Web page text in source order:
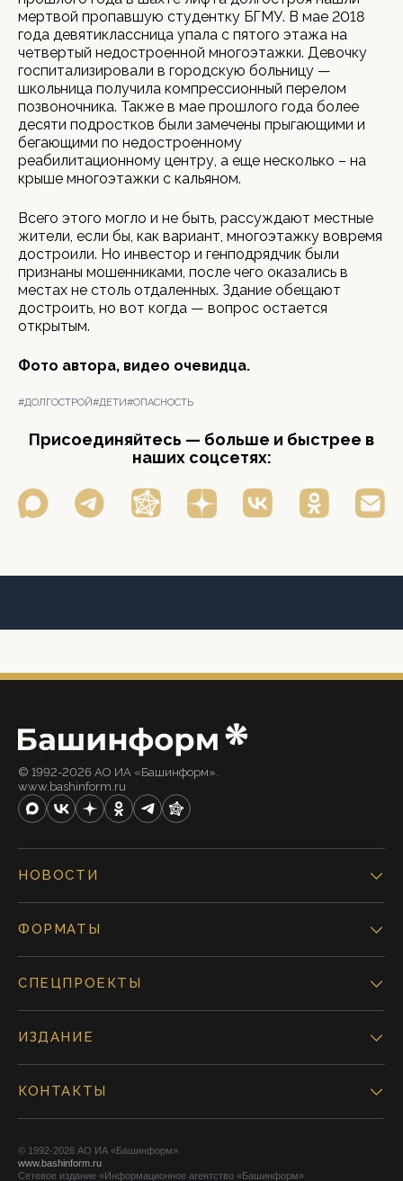
мертвой пропавшую студентку БГМУ. В мае 2018
года девятиклассница упала с пятого этажа на
четвертый недостроенной многоэтажки. Девочку
госпитализировали в городскую больницу —
школьница получила компрессионный перелом
позвоночника. Также в мае прошлого года более
десяти подростков были замечены прыгающими и
бегающими по недостроенному
реабилитационному центру, а еще несколько – на
крыше многоэтажки с кальяном.
Всего этого могло и не быть, рассуждают местные
жители, если бы, как вариант, многоэтажку вовремя
достроили. Но инвестор и генподрядчик были
признаны мошенниками, после чего оказались в
местах не столь отдаленных. Здание обещают
достроить, но вот когда — вопрос остается
открытым.
Фото автора, видео очевидца.
#ДОЛГОСТРОЙ#ДЕТИ#ОПАСНОСТЬ
Присоединяйтесь — больше и быстрее в
наших соцсетях:
© 1992-2026 АО ИА «Башинформ».
www.bashinform.ru
НОВОСТИ
ФОРМАТЫ
СПЕЦПРОЕКТЫ
ИЗДАНИЕ
КОНТАКТЫ
© 1992-2026 АО ИА «Башинформ».
www.bashinform.ru
Сетевое издание «Информационное агентство «Башинформ»